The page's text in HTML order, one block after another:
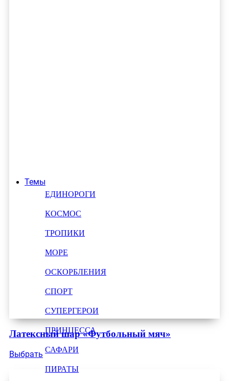
Темы
ЕДИНОРОГИ
КОСМОС
ТРОПИКИ
МОРЕ
ОСКОРБЛЕНИЯ
СПОРТ
СУПЕРГЕРОИ
ПРИНЦЕССА
САФАРИ
ПИРАТЫ
Латексный шар «Футбольный мяч»
Выбрать